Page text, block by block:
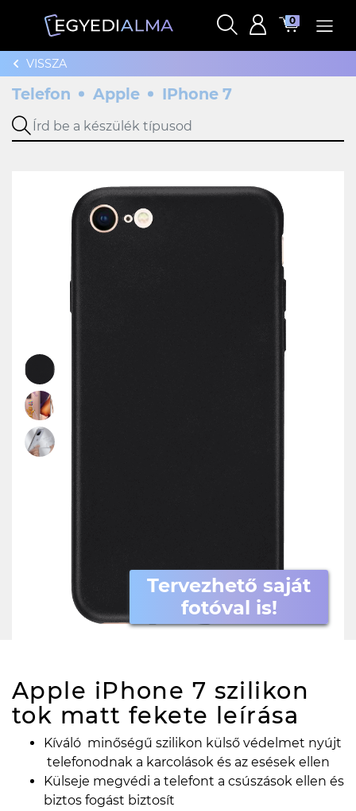
0
VISSZA
Telefon Apple IPhone 7
Tervezhető saját
fotóval is!
Apple iPhone 7 szilikon
tok matt fekete leírása
Kíváló minőségű szilikon külső védelmet nyújt
telefonodnak a karcolások és az esések ellen
Külseje megvédi a telefont a csúszások ellen és
biztos fogást biztosít